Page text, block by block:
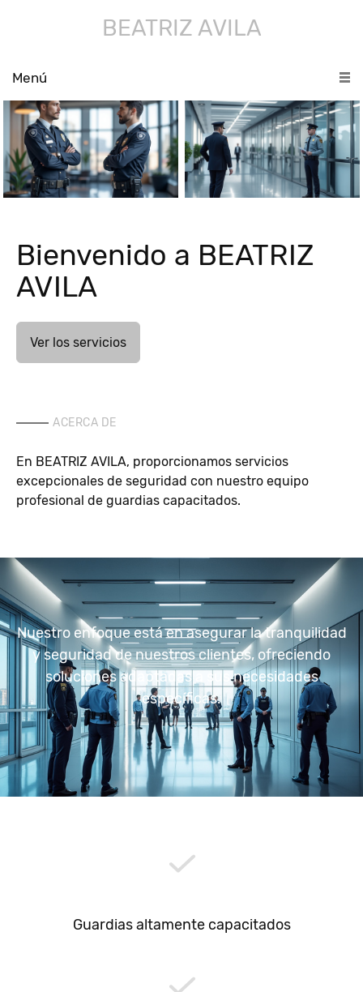
BEATRIZ AVILA
Menú
Bienvenido a BEATRIZ
AVILA
Ver los servicios
ACERCA DE
En BEATRIZ AVILA, proporcionamos servicios
excepcionales de seguridad con nuestro equipo
profesional de guardias capacitados.
Nuestro enfoque está en asegurar la tranquilidad
y seguridad de nuestros clientes, ofreciendo
soluciones adaptadas a sus necesidades
específicas.
Guardias altamente capacitados